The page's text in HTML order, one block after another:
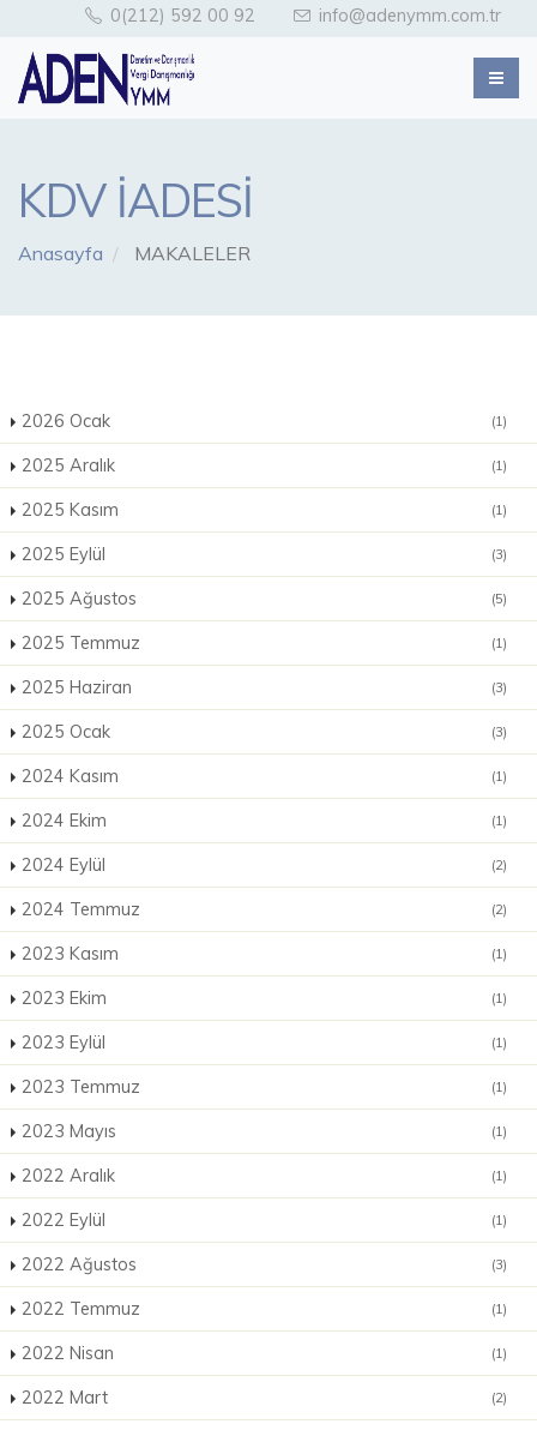
0(212) 592 00 92 info@adenymm.com.tr
KDV İADESİ
Anasayfa MAKALELER
2026 Ocak (1)
2025 Aralık (1)
2025 Kasım (1)
2025 Eylül (3)
2025 Ağustos (5)
2025 Temmuz (1)
2025 Haziran (3)
2025 Ocak (3)
2024 Kasım (1)
2024 Ekim (1)
2024 Eylül (2)
2024 Temmuz (2)
2023 Kasım (1)
2023 Ekim (1)
2023 Eylül (1)
2023 Temmuz (1)
2023 Mayıs (1)
2022 Aralık (1)
2022 Eylül (1)
2022 Ağustos (3)
2022 Temmuz (1)
2022 Nisan (1)
2022 Mart (2)